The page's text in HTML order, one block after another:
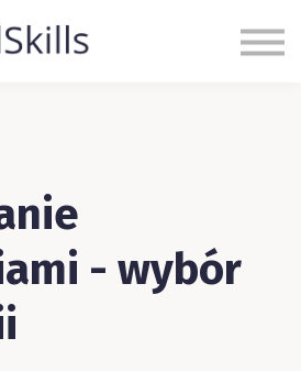
Blog
- wybór